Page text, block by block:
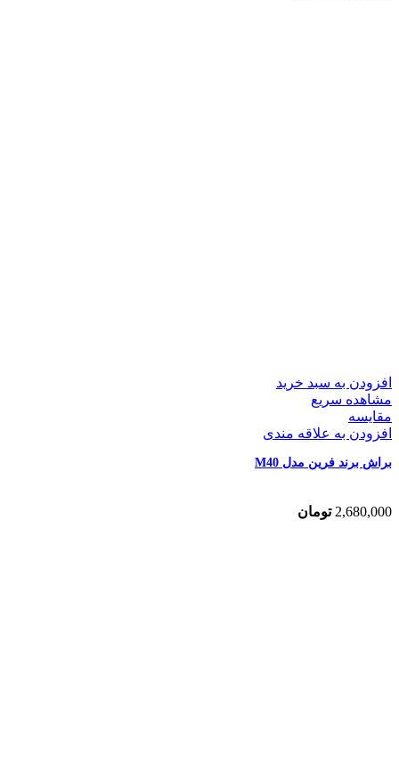
افزودن به سبد خرید
مشاهده سریع
مقایسه
افزودن به علاقه مندی
براش برند فرین مدل M40
2,680,000 تومان